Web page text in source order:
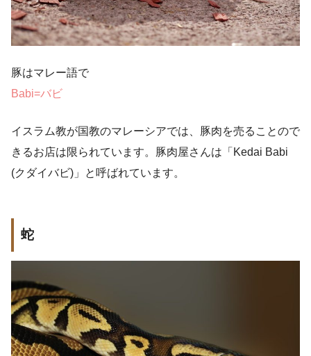
豚はマレー語で
Babi=バビ
イスラム教が国教のマレーシアでは、豚肉を売ることので
きるお店は限られています。豚肉屋さんは「Kedai Babi
(クダイバビ)」と呼ばれています。
蛇